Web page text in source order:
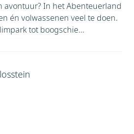
avontuur? In het Abenteuerland
én volwassenen veel te doen.
tot boogschie...